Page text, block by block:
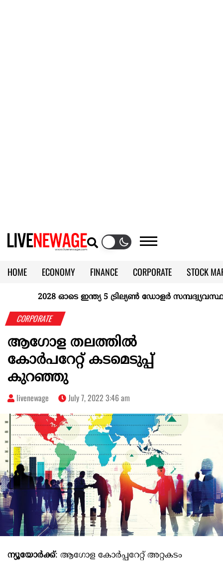
HOME ECONOMY FINANCE CORPORATE
STOCK
CALENDAR
KERALA @70
2028 ഓടെ ഇന്ത്യ 5 ട്രില്യണ്‍ ഡോളര്‍
CORPORATE
ആഗോള തലത്തില്‍
കോര്‍പറേറ്റ് കടമെടുപ്പ്
കുറഞ്ഞു
livenewage July 7, 2022 3:46 am
ന്യൂയോര്‍ക്ക്: ആഗോള കോര്‍പ്പറേറ്റ് അറ്റകടം